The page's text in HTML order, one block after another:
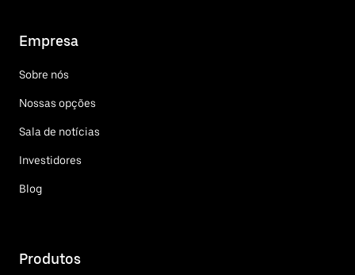
Empresa
Sobre nós
Nossas opções
Sala de notícias
Investidores
Blog
Produtos